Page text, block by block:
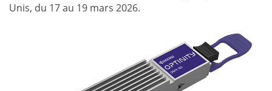
Unis, du 17 au 19 mars 2026.